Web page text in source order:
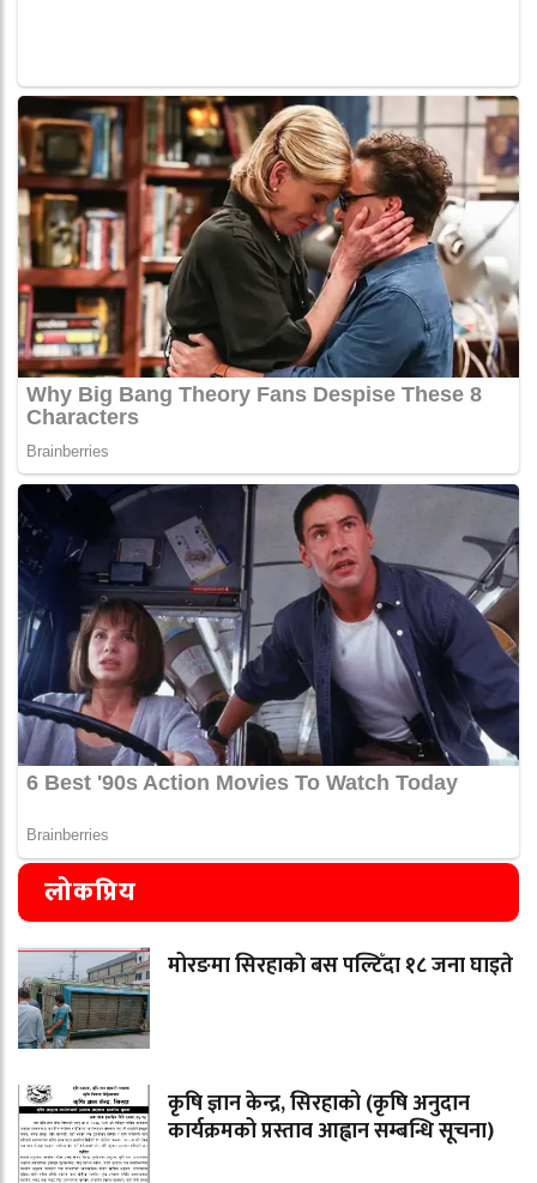
लोकप्रिय
मोरङमा सिरहाकाे बस पल्टिँदा १८ जना घाइते
कृषि ज्ञान केन्द्र, सिरहाको (कृषि अनुदान
कार्यक्रमको प्रस्ताव आह्वान सम्बन्धि सूचना)